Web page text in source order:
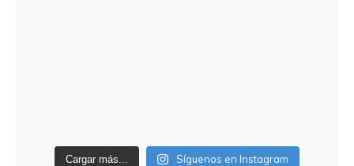
Cargar más... Síguenos en Instagram